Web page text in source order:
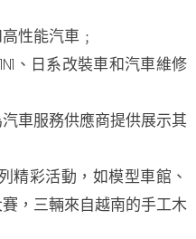
性能汽車﹔
、日系改裝車和汽車維修
車服務供應商提供展示其
精彩活動，如模型車館、
，三輛來自越南的手工木